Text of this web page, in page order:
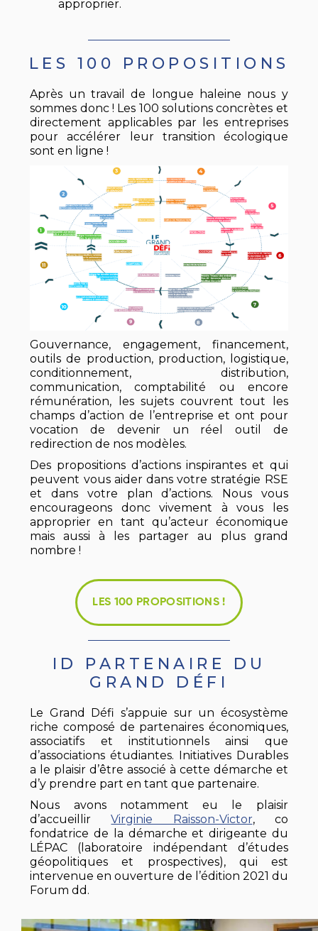
approprier.
LES 100 PROPOSITIONS
Après un travail de longue haleine nous y
sommes donc ! Les 100 solutions concrètes et
directement applicables par les entreprises
pour accélérer leur transition écologique
sont en ligne !
Gouvernance, engagement, financement,
outils de production, production, logistique,
conditionnement, distribution,
communication, comptabilité ou encore
rémunération, les sujets couvrent tout les
champs d’action de l’entreprise et ont pour
vocation de devenir un réel outil de
redirection de nos modèles.
Des propositions d’actions inspirantes et qui
peuvent vous aider dans votre stratégie RSE
et dans votre plan d’actions. Nous vous
encourageons donc vivement à vous les
approprier en tant qu’acteur économique
mais aussi à les partager au plus grand
nombre !
LES 100 PROPOSITIONS !
ID PARTENAIRE DU
GRAND DÉFI
Le Grand Défi s’appuie sur un écosystème
riche composé de partenaires économiques,
associatifs et institutionnels ainsi que
d’associations étudiantes. Initiatives Durables
a le plaisir d’être associé à cette démarche et
d’y prendre part en tant que partenaire.
Nous avons notamment eu le plaisir
d’accueillirVirginie Raisson-Victor, co
fondatrice de la démarche et dirigeante du
LÉPAC (laboratoire indépendant d’études
géopolitiques et prospectives), qui est
intervenue en ouverture de l’édition 2021 du
Forum dd.